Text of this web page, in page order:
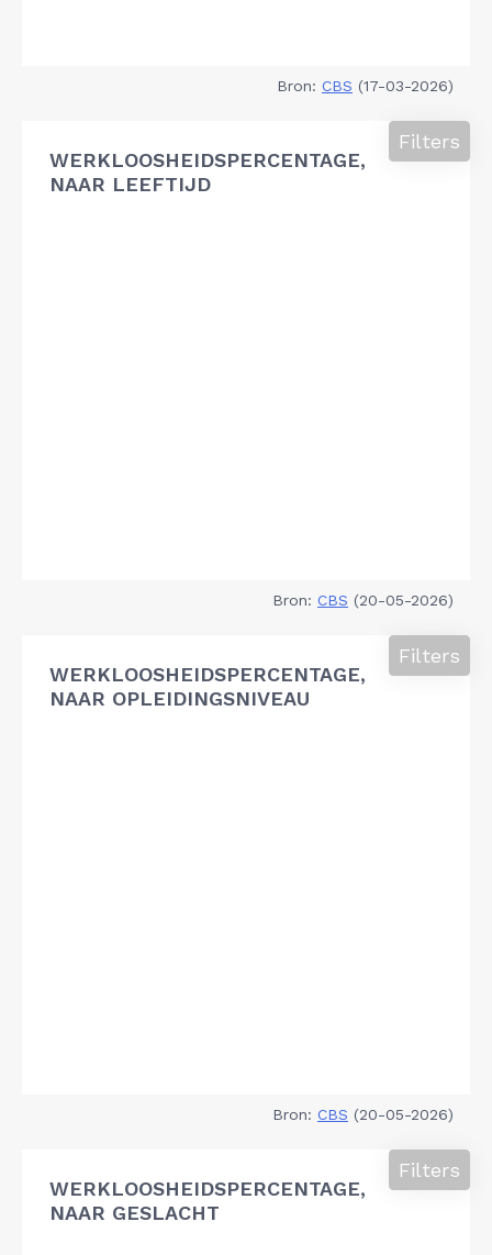
Bron: CBS (17-03-2026)
WERKLOOSHEIDSPERCENTAGE,
NAAR LEEFTIJD
Filters
Bron: CBS (20-05-2026)
WERKLOOSHEIDSPERCENTAGE,
NAAR OPLEIDINGSNIVEAU
Filters
Bron: CBS (20-05-2026)
WERKLOOSHEIDSPERCENTAGE,
NAAR GESLACHT
Filters